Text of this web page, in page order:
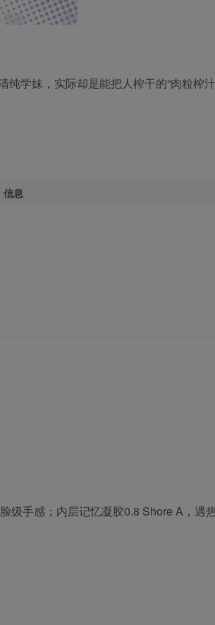
学妹，实际却是能把人榨干的“肉粒榨汁
信息
级手感；内层记忆凝胶0.8 Shore A，遇